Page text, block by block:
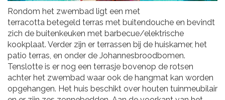
Rondom het zwembad ligt een met
terracotta betegeld terras met buitendouche en bevindt
zich de buitenkeuken met barbecue/elektrische
kookplaat. Verder zijn er terrassen bij de huiskamer, het
patio terras, en onder de Johannesbroodbomen.
Tenslotte is er nog een terrasje bovenop de rotsen
achter het zwembad waar ook de hangmat kan worden
opgehangen. Het huis beschikt over houten tuinmeubilair